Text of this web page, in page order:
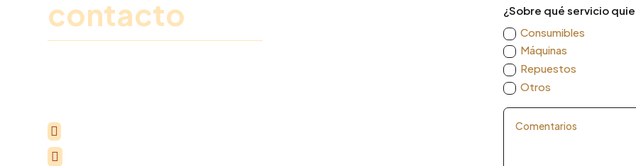
contacto


¿Sobre qué servicio
Consumibles
Máquinas
Repuestos
Otros